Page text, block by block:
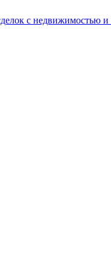
с недвижимостью и